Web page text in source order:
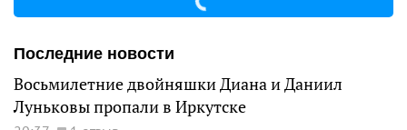
Последние новости
Восьмилетние двойняшки Диана и Даниил
Луньковы пропали в Иркутске